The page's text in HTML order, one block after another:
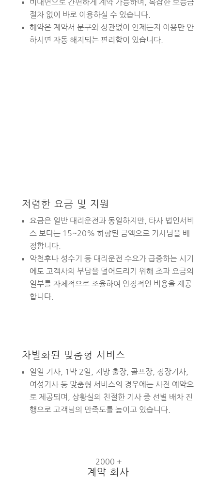
비대면으로 간편하게 계약 가능하며, 복잡한 보증금
절차 없이 바로 이용하실 수 있습니다.
해약은 계약서 문구와 상관없이 언제든지 이용만 안
하시면 자동 해지되는 편리함이 있습니다.
저렴한 요금 및 지원
요금은 일반 대리운전과 동일하지만, 타사 법인서비
스 보다는 15~20% 하향된 금액으로 기사님을 배
정합니다.
악천후나 성수기 등 대리운전 수요가 급증하는 시기
에도 고객사의 부담을 덜어드리기 위해 초과 요금의
일부를 자체적으로 조율하여 안정적인 비용을 제공
합니다.
차별화된 맞춤형 서비스
일일 기사, 1박 2일, 지방 출장, 골프장, 정장기사,
여성기사 등 맞춤형 서비스의 경우에는 사전 예약으
로 제공되며, 상황실의 친절한 기사 중 선별 배차 진
행으로 고객님의 만족도를 높이고 있습니다.
2000 +
계약 회사